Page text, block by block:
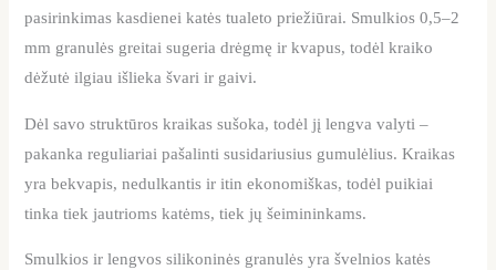
pasirinkimas kasdienei katės tualeto priežiūrai. Smulkios 0,5–2
mm granulės greitai sugeria drėgmę ir kvapus, todėl kraiko
dėžutė ilgiau išlieka švari ir gaivi.
Dėl savo struktūros kraikas sušoka, todėl jį lengva valyti –
pakanka reguliariai pašalinti susidariusius gumulėlius. Kraikas
yra bekvapis, nedulkantis ir itin ekonomiškas, todėl puikiai
tinka tiek jautrioms katėms, tiek jų šeimininkams.
Smulkios ir lengvos silikoninės granulės yra švelnios katės